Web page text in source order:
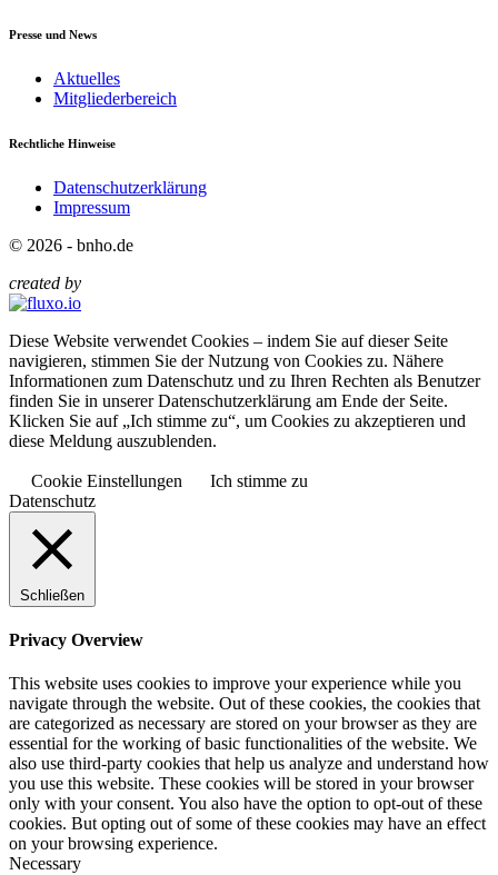
Presse und News
Aktuelles
Mitgliederbereich
Rechtliche Hinweise
Datenschutzerklärung
Impressum
© 2026 - bnho.de
created by
Diese Website verwendet Cookies – indem Sie auf dieser Seite
navigieren, stimmen Sie der Nutzung von Cookies zu. Nähere
Informationen zum Datenschutz und zu Ihren Rechten als Benutzer
finden Sie in unserer Datenschutzerklärung am Ende der Seite.
Klicken Sie auf „Ich stimme zu“, um Cookies zu akzeptieren und
diese Meldung auszublenden.
Cookie Einstellungen
Ich stimme zu
Datenschutz
Schließen
Privacy Overview
This website uses cookies to improve your experience while you
navigate through the website. Out of these cookies, the cookies that
are categorized as necessary are stored on your browser as they are
essential for the working of basic functionalities of the website. We
also use third-party cookies that help us analyze and understand how
you use this website. These cookies will be stored in your browser
only with your consent. You also have the option to opt-out of these
cookies. But opting out of some of these cookies may have an effect
on your browsing experience.
Necessary